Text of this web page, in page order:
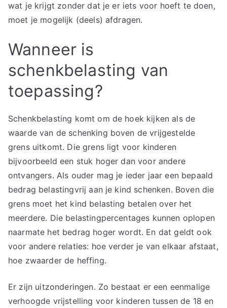
wat je krijgt zonder dat je er iets voor hoeft te doen,
moet je mogelijk (deels) afdragen.
Wanneer is
schenkbelasting van
toepassing?
Schenkbelasting komt om de hoek kijken als de
waarde van de schenking boven de vrijgestelde
grens uitkomt. Die grens ligt voor kinderen
bijvoorbeeld een stuk hoger dan voor andere
ontvangers. Als ouder mag je ieder jaar een bepaald
bedrag belastingvrij aan je kind schenken. Boven die
grens moet het kind belasting betalen over het
meerdere. Die belastingpercentages kunnen oplopen
naarmate het bedrag hoger wordt. En dat geldt ook
voor andere relaties: hoe verder je van elkaar afstaat,
hoe zwaarder de heffing.
Er zijn uitzonderingen. Zo bestaat er een eenmalige
verhoogde vrijstelling voor kinderen tussen de 18 en